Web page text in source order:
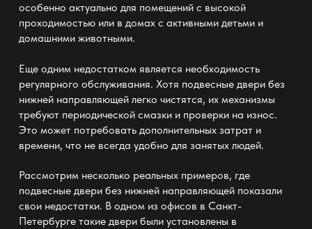
особенно актуально для помещений с высокой
проходимостью или в домах с активными детьми и
домашними животными.
Еще одним недостатком является необходимость
регулярного обслуживания. Хотя подвесные двери без
нижней направляющейлегко чистятся, их механизмы
требуют периодической смазки и проверки на износ.
Это может потребовать дополнительных затрат и
времени, что не всегда удобно для занятых людей.
Рассмотрим несколько реальных примеров, где
подвесные двери без нижней направляющейпоказали
свои недостатки. В одном из офисов в Санкт-
Петербурге такие двери были установлены в